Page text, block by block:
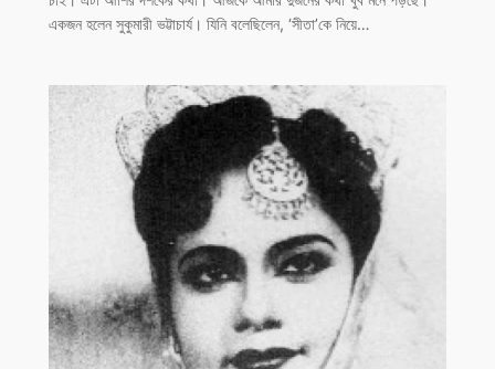
একজন হলেন সুকুমারী ভট্টাচার্য। যিনি বলেছিলেন, ‘সীতা’কে নিয়ে…